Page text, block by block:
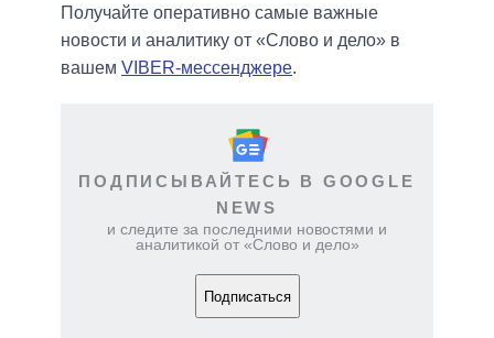
Получайте оперативно самые важные
новости и аналитику от «Слово и дело» в
вашем VIBER-мессенджере.
ПОДПИСЫВАЙТЕСЬ В GOOGLE
NEWS
и следите за последними новостями и
аналитикой от «Слово и дело»
Подписаться